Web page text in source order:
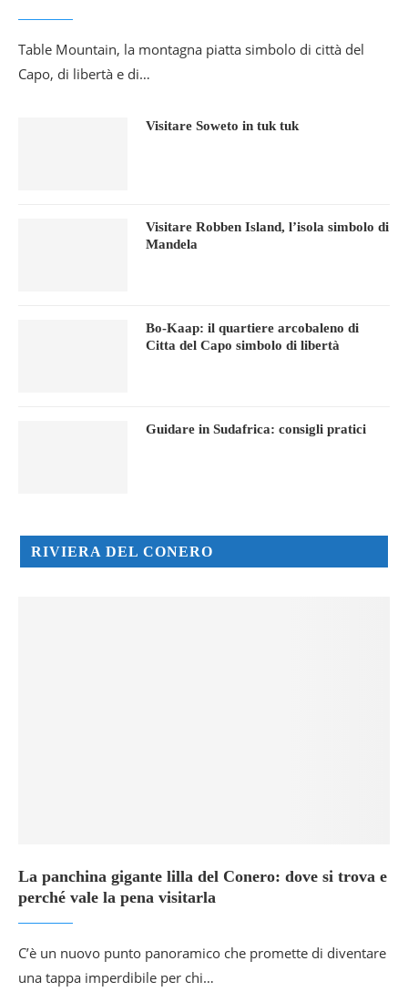
Table Mountain, la montagna piatta simbolo di città del
Capo, di libertà e di…
Visitare Soweto in tuk tuk
Visitare Robben Island, l’isola simbolo di
Mandela
Bo-Kaap: il quartiere arcobaleno di
Citta del Capo simbolo di libertà
Guidare in Sudafrica: consigli pratici
RIVIERA DEL CONERO
La panchina gigante lilla del Conero: dove si trova e
perché vale la pena visitarla
C’è un nuovo punto panoramico che promette di diventare
una tappa imperdibile per chi…